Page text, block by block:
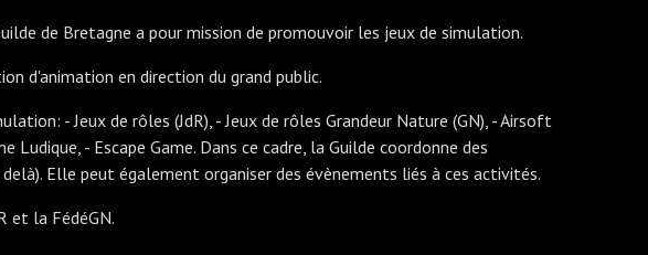
de Bretagne a pour mission de promouvoir les jeux de simulation.
d'animation en direction du grand public.
- Jeux de rôles (JdR), - Jeux de rôles Grandeur Nature (GN), - Airsoft
Ludique, - Escape Game. Dans ce cadre, la Guilde coordonne des
Elle peut également organiser des évènements liés à ces activités.
et la FédéGN.